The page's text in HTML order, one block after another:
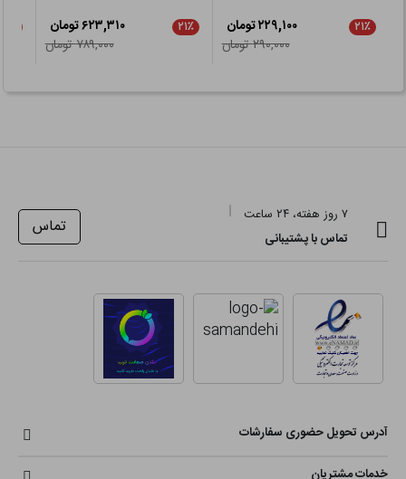
۲۱٪
۲۲۹,۱۰۰ تومان
۲۹۰,۰۰۰ تومان
۲۱٪
۶۲۳,۳۱۰ تومان
۷۸۹,۰۰۰ تومان
۷ روز هفته، ۲۴ ساعت
تماس با پشتیبانی
تماس
آدرس تحویل حضوری سفارشات
خدمات مشتریان